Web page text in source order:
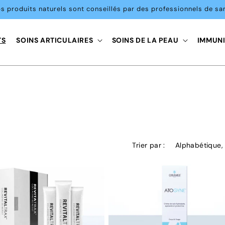
produits naturels sont conseillés par des professionnels de
SOINS ARTICULAIRES SOINS DE LA PEAU
Trier par :